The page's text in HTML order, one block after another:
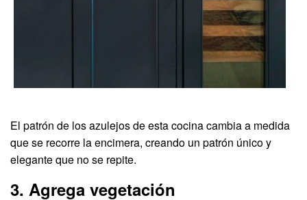
El patrón de los azulejos de esta cocina cambia a medida
que se recorre la encimera, creando un patrón único y
elegante que no se repite.
3. Agrega vegetación